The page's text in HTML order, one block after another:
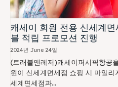
캐세이 회원 전용 신세계
블 적립 프로모션 진행
2024년 June 24일
(트래블앤레저)캐세이퍼시픽항공
원이 신세계면세점 쇼핑 시 마일리
세계면세점과...